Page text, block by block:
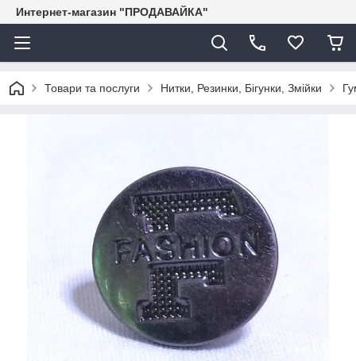
Интернет-магазин "ПРОДАВАЙКА"
Товари та послуги Нитки, Резинки, Бігунки, Змійки